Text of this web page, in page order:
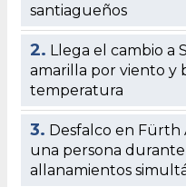
santiagueños
2. Llega el cambio a
amarilla por viento y
temperatura
3. Desfalco en
una persona
allanamientos